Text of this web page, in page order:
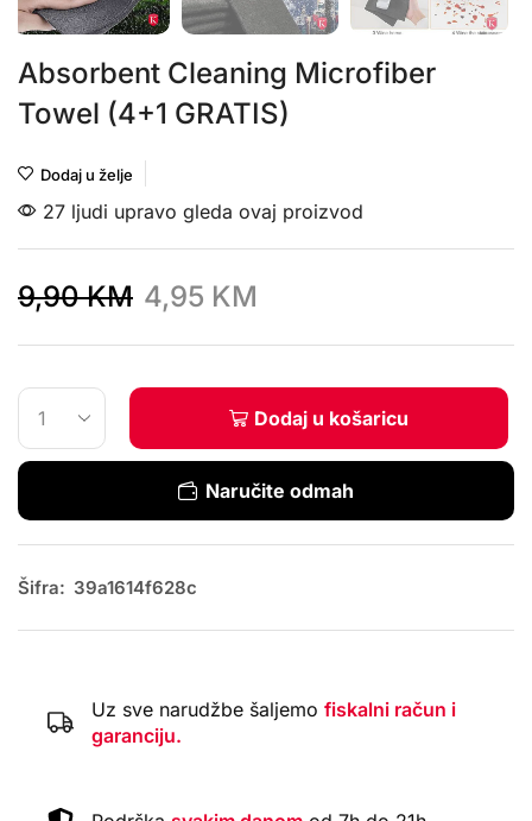
Absorbent Cleaning Microfiber
Towel (4+1 GRATIS)
Dodaj u želje
27 ljudi upravo gleda ovaj proizvod
9,90KM 4,95 KM
Dodaj u košaricu
Naručite odmah
Šifra: 39a1614f628c
Uz sve narudžbe šaljemo fiskalni račun i
garanciju.